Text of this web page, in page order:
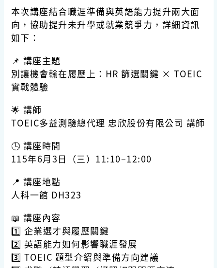
本次講座結合職涯準備與英語能力提升兩大面
向，協助提升未升學或就業競爭力，詳細資訊
如下：
📌 講座主題
別讓機會輸在履歷上：HR 篩選關鍵 × TOEIC
實戰體驗
🌟 講師
TOEIC多益測驗總代理 忠欣股份有限公司 講師
🕒 講座時間
115年6月3日（三）11:10–12:00
📍 講座地點
人科一館 DH323
📖 講座內容
1️⃣ 企業選才與履歷關鍵
2️⃣ 英語能力如何影響職涯發展
3️⃣ TOEIC 題型介紹與準備方向建議